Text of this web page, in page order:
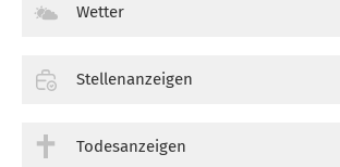
Wetter
Stellenanzeigen
Todesanzeigen